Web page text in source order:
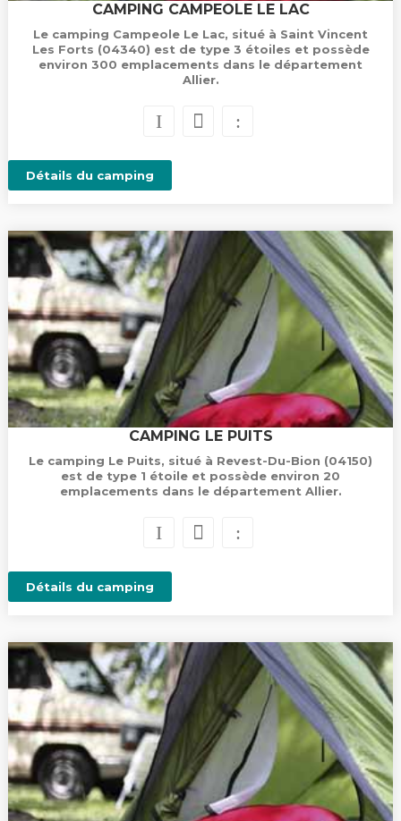
CAMPING CAMPEOLE LE LAC
Le camping Campeole Le Lac, situé à Saint Vincent
Les Forts (04340) est de type 3 étoiles et possède
environ 300 emplacements dans le département
Allier.
Détails du camping
CAMPING LE PUITS
Le camping Le Puits, situé à Revest-Du-Bion (04150)
est de type 1 étoile et possède environ 20
emplacements dans le département Allier.
Détails du camping